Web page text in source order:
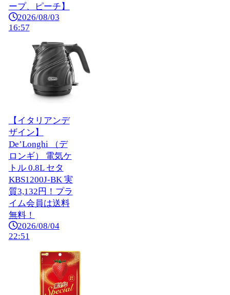
ープ、ピーチ】
2026/08/03
16:57
【イタリアンデ
ザイン】
De’Longhi （デ
ロンギ） 電気ケ
トル 0.8L セタ
KBS1200J-BK 実
質3,132円！プラ
イム会員は送料
無料！
2026/08/04
22:51